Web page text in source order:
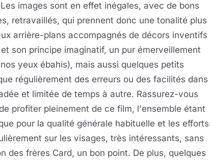
images sont en effet inégales, avec de bons
retravaillés, qui prennent donc une tonalité plus
arrière-plans accompagnés de décors inventifs
son principe imaginatif, un pur émerveillement
yeux ébahis), mais aussi quelques petits
régulièrement des erreurs ou des facilités dans
et limitée de temps à autre. Rassurez-vous
profiter pleinement de ce film, l'ensemble étant
pour la qualité générale habituelle et les efforts
sur les visages, très intéressants, sans
des frères Card, un bon point. De plus, quelques